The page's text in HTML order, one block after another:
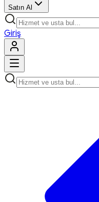
Satın Al
Giriş